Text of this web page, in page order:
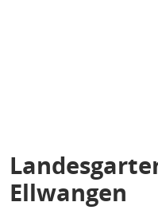
Ellwangen